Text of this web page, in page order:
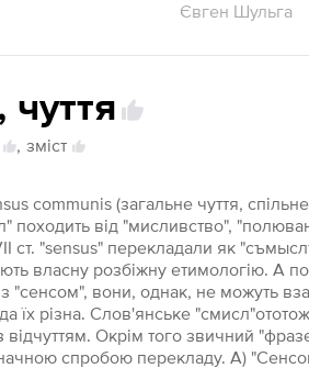
Євген Шульга
чуття
, зміст
communis (загальне чуття, спільне
від "мисливство",
"sensus" перекладали як
власну розбіжну етимологію. А
"сенсом", вони, однак, не можуть
їх різна. Слов'янське
Окрім того звичний
спробою перекладу. А)